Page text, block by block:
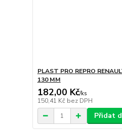
PLAST PRO REPRO
130 MM
182,00 Kč/ks
150,41 Kč bez DPH
Přidat